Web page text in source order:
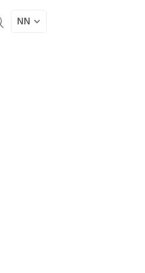
NN